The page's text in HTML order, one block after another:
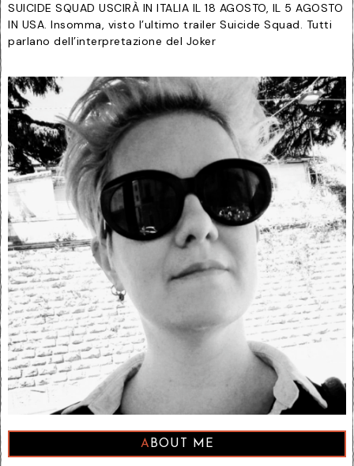
SUICIDE SQUAD USCIRÀ IN ITALIA IL 18 AGOSTO, IL 5 AGOSTO
IN USA. Insomma, visto l’ultimo trailer Suicide Squad. Tutti
parlano dell’interpretazione del Joker
ABOUT ME